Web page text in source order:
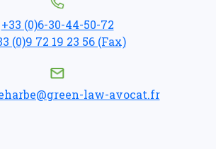
+33 (0)6-30-44-50-72
(0)9 72 19 23 56 (Fax)
law-avocat.fr